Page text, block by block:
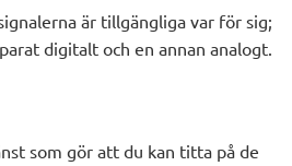
är tillgängliga var för sig;
digitalt och en annan analogt.
som gör att du kan titta på de